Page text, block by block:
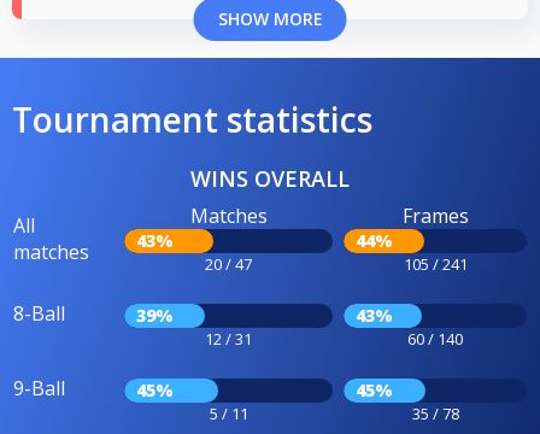
SHOW MORE
Tournament statistics
WINS OVERALL
All
matches
Matches
43%
20 / 47
Frames
44%
105 / 241
8-Ball 39%
12 / 31
43%
60 / 140
9-Ball 45%
5 / 11
45%
35 / 78